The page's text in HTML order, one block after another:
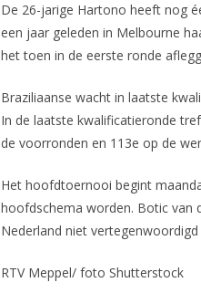
De 26-jarige Hartono heeft nog
een jaar geleden in Melbourne
het toen in de eerste ronde
Braziliaanse wacht in laatste
In de laatste kwalificatieronde
de voorronden en 113e op de
Het hoofdtoernooi begint
hoofdschema worden. Botic van
Nederland niet
RTV Meppel/ foto Shutterstock